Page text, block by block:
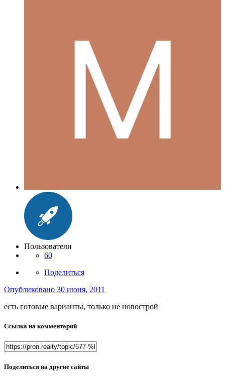
Пользователи
60
Поделиться
Опубликовано 30 июня, 2011
есть готовые варианты, только не новострой
Ссылка на комментарий
Поделиться на другие сайты